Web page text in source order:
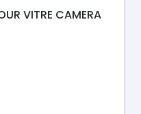
VITRE CAMERA